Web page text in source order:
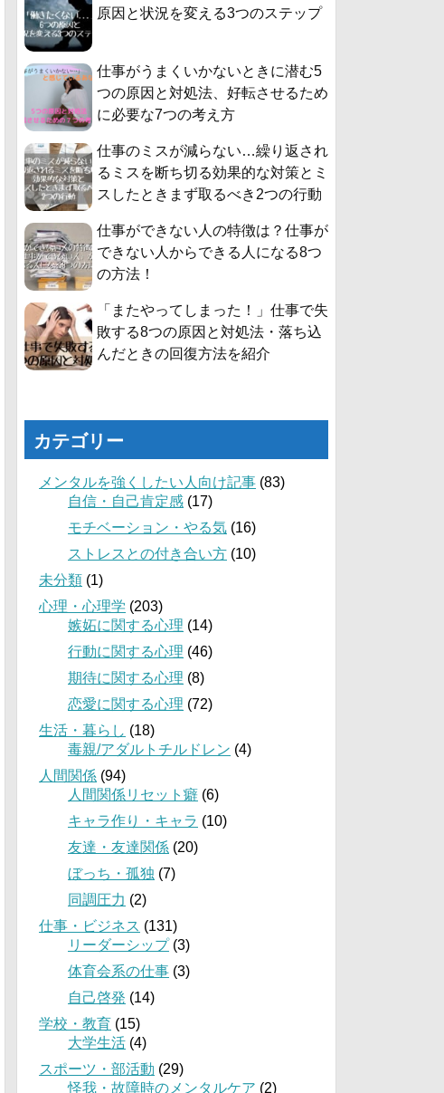
原因と状況を変える3つのステップ
仕事がうまくいかないときに潜む5
つの原因と対処法、好転させるため
に必要な7つの考え方
仕事のミスが減らない…繰り返され
るミスを断ち切る効果的な対策とミ
スしたときまず取るべき2つの行動
仕事ができない人の特徴は？仕事が
できない人からできる人になる8つ
の方法！
「またやってしまった！」仕事で失
敗する8つの原因と対処法・落ち込
んだときの回復方法を紹介
カテゴリー
メンタルを強くしたい人向け記事 (83)
自信・自己肯定感 (17)
モチベーション・やる気 (16)
ストレスとの付き合い方 (10)
未分類 (1)
心理・心理学 (203)
嫉妬に関する心理 (14)
行動に関する心理 (46)
期待に関する心理 (8)
恋愛に関する心理 (72)
生活・暮らし (18)
毒親/アダルトチルドレン (4)
人間関係 (94)
人間関係リセット癖 (6)
キャラ作り・キャラ (10)
友達・友達関係 (20)
ぼっち・孤独 (7)
同調圧力 (2)
仕事・ビジネス (131)
リーダーシップ(3)
体育会系の仕事 (3)
自己啓発 (14)
学校・教育 (15)
大学生活 (4)
スポーツ・部活動 (29)
怪我・故障時のメンタルケア (2)